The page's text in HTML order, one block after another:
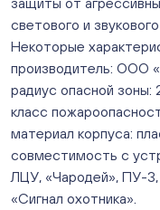
Мало
Молния Зоопарк -
ежедневно с 10:00
Невский.
Черкасская, д.17/1,
ежедневно с 10:00
Нет в наличии
Овчинникова, д 12
12А)
светового и звукового
Некоторые
производитель: ООО
радиус опасной зоны:
класс
материал корпуса:
совместимость с
ЛЦУ, «Чародей», ПУ-
«Сигнал охотника».